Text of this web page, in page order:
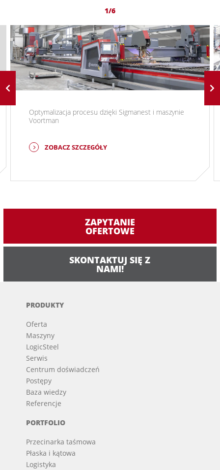
1/6
Optymalizacja procesu dzięki Sigmanest i maszynie
Voortman
ZOBACZ SZCZEGÓŁY
ZAPYTANIE
OFERTOWE
SKONTAKTUJ SIĘ Z
NAMI!
PRODUKTY
Oferta
Maszyny
LogicSteel
Serwis
Centrum doświadczeń
Postępy
Baza wiedzy
Referencje
PORTFOLIO
Przecinarka taśmowa
Płaska i kątowa
Logistyka